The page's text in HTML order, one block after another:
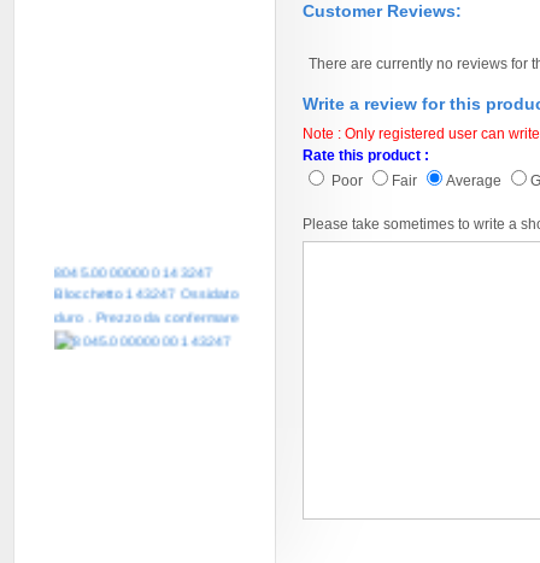
Customer Reviews:
There are currently no reviews for
Write a review for this
Note : Only registered user can
Rate this product :
Poor
Fair Average
Please take sometimes to write a
8045.00000000 143247
Blocchetto 143247 Ossidato
duro . Prezzo da confermare